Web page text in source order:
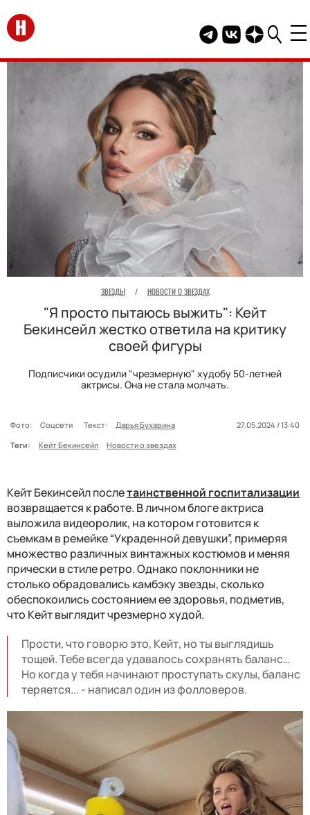
Перейти на главную
Telegram канал
Группа HELLO
Канал
ЗВЕЗДЫ / НОВОСТИ О ЗВЕЗДАХ
"Я просто пытаюсь выжить": Кейт
Бекинсейл жестко ответила на критику
своей фигуры
Подписчики осудили "чрезмерную" худобу 50-летней
актрисы. Она не стала молчать.
Фото: Соцсети Текст: Дарья Бухарина
27.05.2024 / 13:40
Теги:
Кейт Бекинсейл Новости о звездах
Кейт Бекинсейл послетаинственной госпитализации
возвращается к работе. В личном блоге актриса
выложила видеоролик, на котором готовится к
съемкам в ремейке “Украденной девушки”, примеряя
множество различных винтажных костюмов и меняя
прически в стиле ретро. Однако поклонники не
столько обрадовались камбэку звезды, сколько
обеспокоились состоянием ее здоровья, подметив,
что Кейт выглядит чрезмерно худой.
Прости, что говорю это, Кейт, но ты выглядишь
тощей. Тебе всегда удавалось сохранять баланс…
Но когда у тебя начинают проступать скулы, баланс
теряется... - написал один из фолловеров.